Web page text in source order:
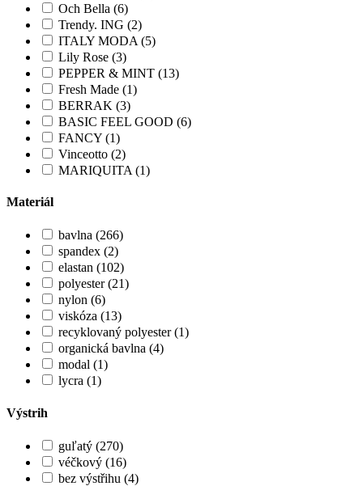
Och Bella (6)
Trendy. ING (2)
ITALY MODA (5)
Lily Rose (3)
PEPPER & MINT (13)
Fresh Made (1)
BERRAK (3)
BASIC FEEL GOOD (6)
FANCY (1)
Vinceotto (2)
MARIQUITA (1)
Materiál
bavlna (266)
spandex (2)
elastan (102)
polyester (21)
nylon (6)
viskóza (13)
recyklovaný polyester (1)
organická bavlna (4)
modal (1)
lycra (1)
Výstrih
guľatý (270)
véčkový (16)
bez výstřihu (4)